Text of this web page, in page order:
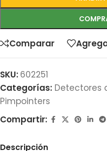
Comparar
SKU: 602251
Categorías: Detectores
Pimpointers
Compartir:
Descripción